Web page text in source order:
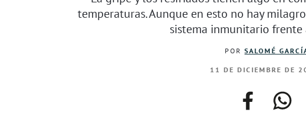
temperaturas. Aunque en esto no hay
sistema inmunitario frente
PORSALOMÉ
11 DE DICIEMBRE DE
facebook
web